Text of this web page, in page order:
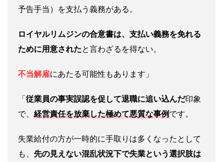
予告手当）を支払う義務がある。
ロイヤルリムジンの合意書は、支払い義務を免れる
ために用意されたと言わざるを得ない。
不当解雇にあたる可能性もあります」
「従業員の事実誤認を促して退職に追い込んだ印象
で、 経営責任を放棄した極めて悪質な事例です。
失業給付の方が一時的に手取りは多くなったとして
も、 先の見えない混乱状況下で失業という選択肢は